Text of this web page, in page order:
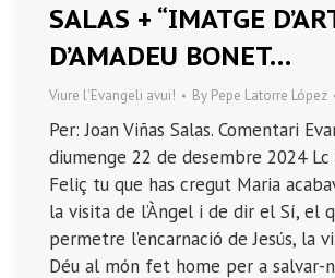
SALAS + “IMATGE
D’AMADEU BONET…
Viure l'Evangeli avui! By Pepe Latorre López
Per: Joan Viñas Salas. Comentari
diumenge 22 de desembre 2024 Lc
Feliç tu que has cregut Maria
la visita de l’Àngel i de dir el Sí, el
permetre l’encarnació de Jesús, la
Déu al món fet home per a salvar-